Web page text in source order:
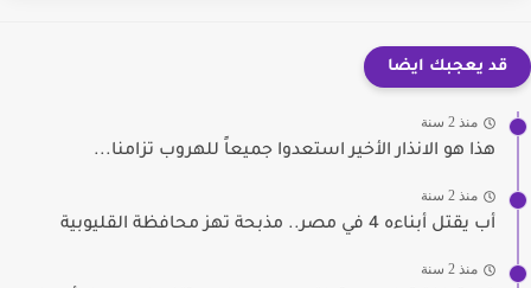
قد يعجبك ايضا
منذ 2 سنة
هذا هو الانذار الأخير استعدوا جميعاً للهروب تزامنا...
منذ 2 سنة
أب يقتل أبناءه 4 في مصر.. مذبحة تهز محافظة القليوبية
منذ 2 سنة